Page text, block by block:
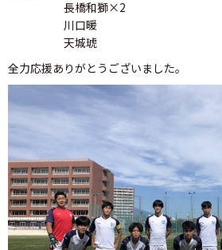
長橋和獅×2
川口暖
天城琥
全力応援ありがとうございました。